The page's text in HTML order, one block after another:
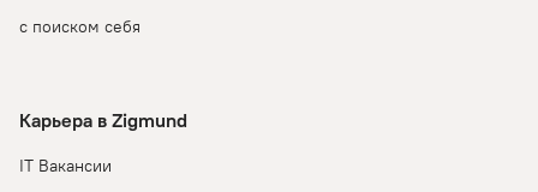
с поиском себя
Карьера в Zigmund
IT Вакансии